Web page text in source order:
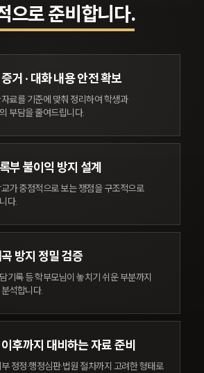
피해는 회복될 수 있도록
킨다는 책임감으로 대응하겠습니다.
으로 준비합니다.
거 · 대화 내용안전 확보
료를 기준에 맞춰 정리하여 학생과
부담을 줄여드립니다.
부 불이익 방지 설계
교가 중점적으로 보는쟁점을 구조적으로
다.
방지 정밀 검증
기록 등 학부모님이 놓치기 쉬운 부분까지
분석합니다.
후까지 대비하는 자료 준비
정정·행정심판·법원 절차까지 고려한 형태로